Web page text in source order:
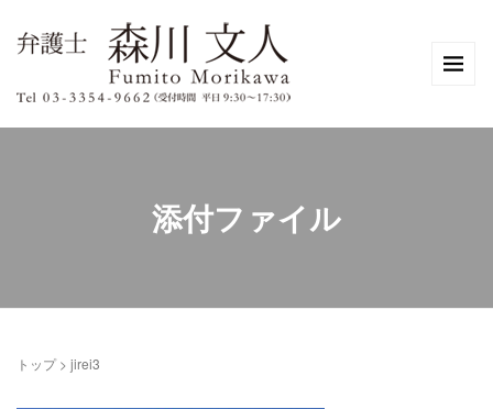
添付ファイル
トップ> jirei3